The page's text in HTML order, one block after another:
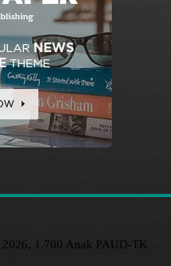
1.700 Anak PAUD-TK